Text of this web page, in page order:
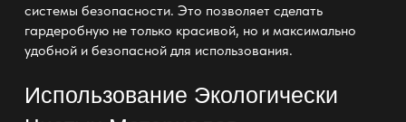
системы безопасности. Это позволяет сделать
гардеробную не только красивой, но и максимально
удобной и безопасной для использования.
Использование Экологически